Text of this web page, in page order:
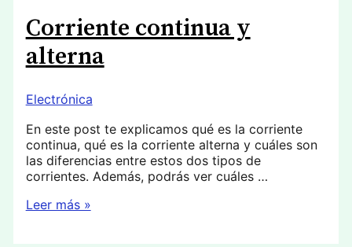
Corriente continua y
alterna
Electrónica
En este post te explicamos qué es la corriente
continua, qué es la corriente alterna y cuáles son
las diferencias entre estos dos tipos de
corrientes. Además, podrás ver cuáles …
Corriente
Leer más »